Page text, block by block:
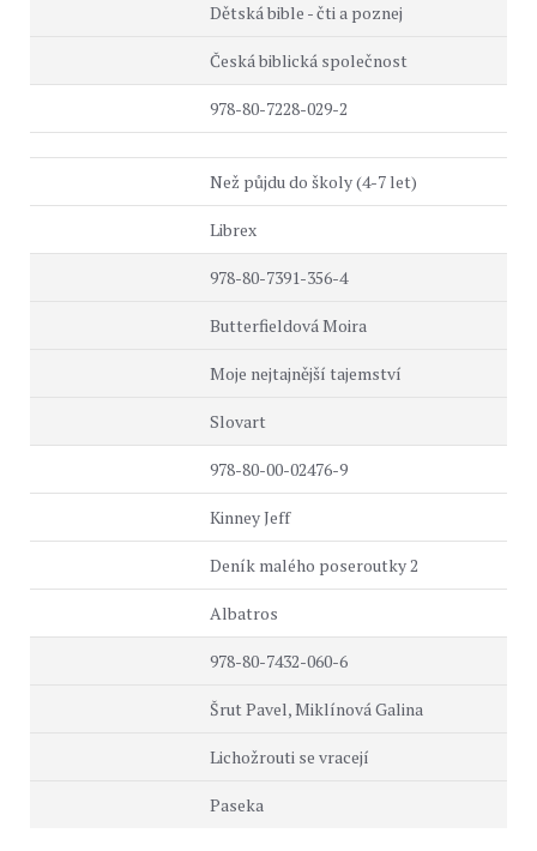
Dětská bible - čti a poznej
Česká biblická společnost
978-80-7228-029-2
Než půjdu do školy (4-7 let)
Librex
978-80-7391-356-4
Butterfieldová Moira
Moje nejtajnější tajemství
Slovart
978-80-00-02476-9
Kinney Jeff
Deník malého poseroutky 2
Albatros
978-80-7432-060-6
Šrut Pavel, Miklínová Galina
Lichožrouti se vracejí
Paseka